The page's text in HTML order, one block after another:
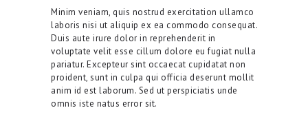
Minim veniam, quis nostrud exercitation ullamco
laboris nisi ut aliquip ex ea commodo consequat.
Duis aute irure dolor in reprehenderit in
voluptate velit esse cillum dolore eu fugiat nulla
pariatur. Excepteur sint occaecat cupidatat non
proident, sunt in culpa qui officia deserunt mollit
anim id est laborum. Sed ut perspiciatis unde
omnis iste natus error sit.